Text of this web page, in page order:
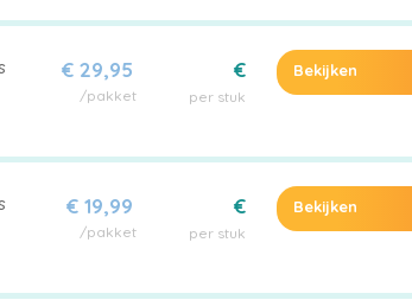
€ 29,95
/pakket
€
per stuk
Bekijken
€ 19,99
/pakket
€
per stuk
Bekijken